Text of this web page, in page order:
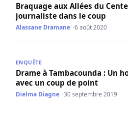
Braquage aux Allées du
journaliste dans le coup
Alassane Dramane 6 août 2020
ENQUÊTE
Drame à Tambacounda : Un
avec un coup de point
Dielma Diagne 30 septembre 2019